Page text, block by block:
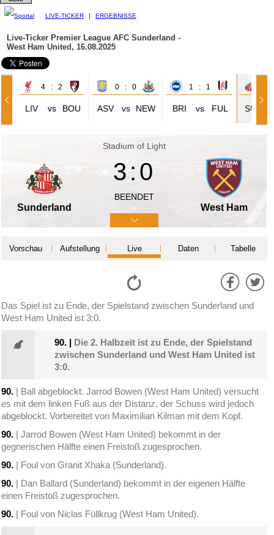
LIVE-TICKER | ERGEBNISSE
Live-Ticker Premier League AFC Sunderland -
West Ham United, 16.08.2025
4 : 2
LIV vs BOU
0 : 0
ASV vs NEW
1 : 1
BRI vs FUL SUN
Stadium of Light
Sunderland
3:0
BEENDET
West Ham
Vorschau Aufstellung Live Daten Tabelle
Das Spiel ist zu Ende, der Spielstand zwischen Sunderland und
West Ham United ist 3:0.
90. | Die 2. Halbzeit ist zu Ende, der Spielstand
zwischen Sunderland und West Ham United ist
3:0.
90. | Ball abgeblockt. Jarrod Bowen (West Ham United) versucht
es mit dem linken Fuß aus der Distanz, der Schuss wird jedoch
abgeblockt. Vorbereitet von Maximilian Kilman mit dem Kopf.
90. | Jarrod Bowen (West Ham United) bekommt in der
gegnerischen Hälfte einen Freistoß zugesprochen.
90. | Foul von Granit Xhaka (Sunderland).
90. | Dan Ballard (Sunderland) bekommt in der eigenen Hälfte
einen Freistoß zugesprochen.
90. | Foul von Niclas Füllkrug (West Ham United).